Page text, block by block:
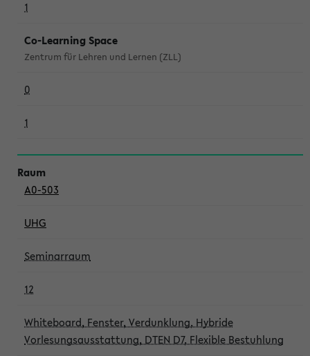
1
Co-Learning Space
Zentrum für Lehren und Lernen (ZLL)
0
1
A0-503
UHG
Seminarraum
12
Whiteboard, Fenster, Verdunklung, Hybride
Vorlesungsausstattung, DTEN D7, Flexible Bestuhlung